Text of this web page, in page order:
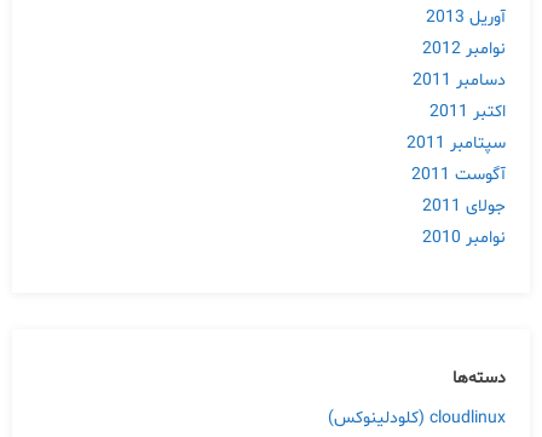
آوریل 2013
نوامبر 2012
دسامبر 2011
اکتبر 2011
سپتامبر 2011
آگوست 2011
جولای 2011
نوامبر 2010
دسته‌ها
cloudlinux (کلودلینوکس)